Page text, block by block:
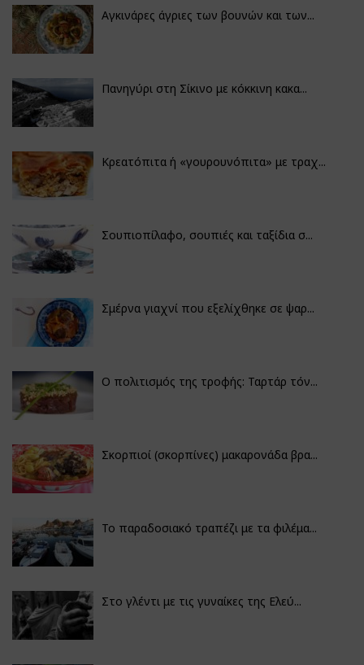
Αγκινάρες άγριες των βουνών και των...
Πανηγύρι στη Σίκινο με κόκκινη κακα...
Κρεατόπιτα ή «γουρουνόπιτα» με τραχ...
Σουπιοπίλαφο, σουπιές και ταξίδια σ...
Σμέρνα γιαχνί που εξελίχθηκε σε ψαρ...
Ο πολιτισμός της τροφής: Ταρτάρ τόν...
Σκορπιοί (σκορπίνες) μακαρονάδα βρα...
Το παραδοσιακό τραπέζι με τα φιλέμα...
Στο γλέντι με τις γυναίκες της Ελεύ...